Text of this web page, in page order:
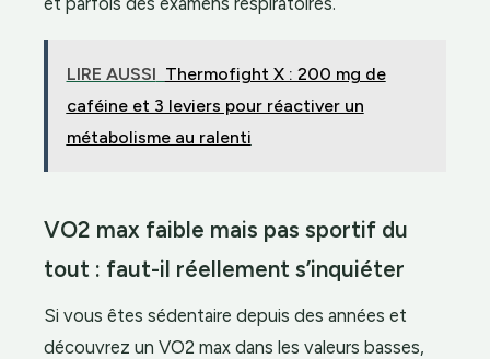
LIRE AUSSI Thermofight X : 200 mg de
caféine et 3 leviers pour réactiver un
métabolisme au ralenti
VO2 max faible mais pas sportif du
tout : faut-il réellement s’inquiéter
Si vous êtes sédentaire depuis des années et
découvrez un VO2 max dans les valeurs basses,